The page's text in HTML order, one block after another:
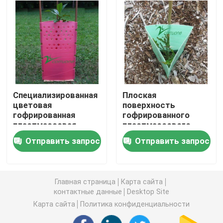
Доска Коропласт
Рифленый лист PP
Лист Корфлейт
Рифленая пластиковая крышка
Рифленые коробки пластиковой упаковки
PP гофрировали коробку
Специализированная
цветовая
гофрированная
пластмассовая
защита деревьев
для защиты
деревьев высокой
Отправить запрос
Плоская
поверхность
гофрированного
пластмассового
защитника деревьев
в индивидуальном
цвете для защиты
Отправить запрос
Главная страница
Карта сайта
контактные данные
Desktop Site
Карта сайта
Политика конфиденциальности